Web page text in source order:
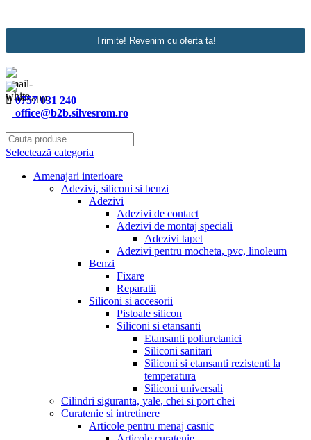
Trimite! Revenim cu oferta ta!
0757 031 240
office@b2b.silvesrom.ro
Selectează categoria
Amenajari interioare
Adezivi, siliconi si benzi
Adezivi
Adezivi de contact
Adezivi de montaj speciali
Adezivi tapet
Adezivi pentru mocheta, pvc, linoleum
Benzi
Fixare
Reparatii
Siliconi si accesorii
Pistoale silicon
Siliconi si etansanti
Etansanti poliuretanici
Siliconi sanitari
Siliconi si etansanti rezistenti la
temperatura
Siliconi universali
Cilindri siguranta, yale, chei si port chei
Curatenie si intretinere
Articole pentru menaj casnic